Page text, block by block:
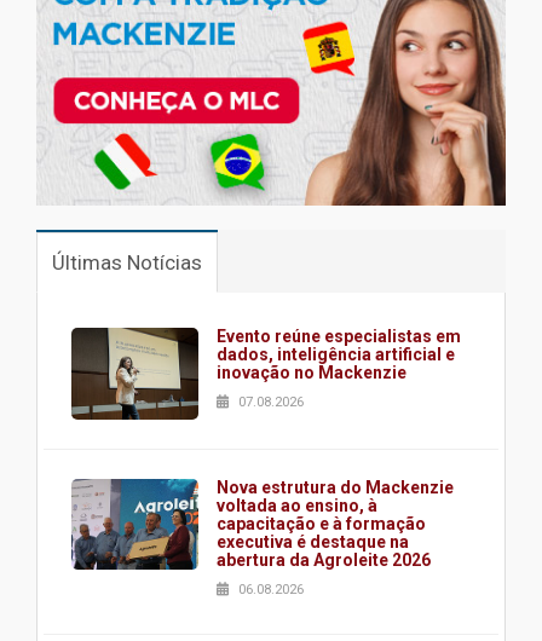
Últimas Notícias
Evento reúne especialistas em
dados, inteligência artificial e
inovação no Mackenzie
07.08.2026
Nova estrutura do Mackenzie
voltada ao ensino, à
capacitação e à formação
executiva é destaque na
abertura da Agroleite 2026
06.08.2026